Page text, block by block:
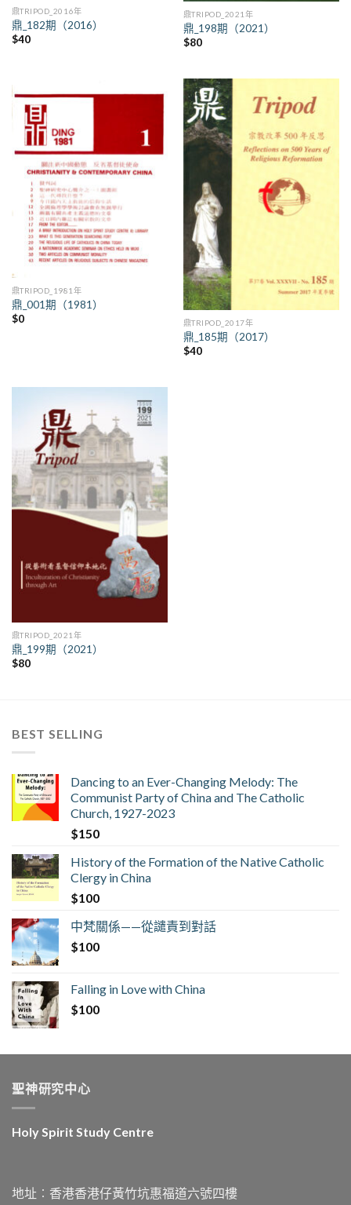
鼎TRIPOD_2016年
鼎_182期（2016）
$40
鼎TRIPOD_2021年
鼎_198期（2021）
$80
鼎TRIPOD_1981年
鼎_001期（1981）
$0 鼎TRIPOD_2017年
鼎_185期（2017）
$40
鼎TRIPOD_2021年
鼎_199期（2021）
$80
BEST SELLING
Dancing to an Ever-Changing Melody: The
Communist Party of China and The Catholic
Church, 1927-2023
$150
History of the Formation of the Native Catholic
Clergy in China
$100
中梵關係——從譴責到對話
$100
Falling in Love with China
$100
聖神研究中心
Holy Spirit Study Centre
地址︰香港香港仔黃竹坑惠福道六號四樓